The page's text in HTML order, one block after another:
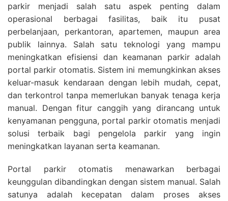
parkir menjadi salah satu aspek penting dalam
operasional berbagai fasilitas, baik itu pusat
perbelanjaan, perkantoran, apartemen, maupun area
publik lainnya. Salah satu teknologi yang mampu
meningkatkan efisiensi dan keamanan parkir adalah
portal parkir otomatis. Sistem ini memungkinkan akses
keluar-masuk kendaraan dengan lebih mudah, cepat,
dan terkontrol tanpa memerlukan banyak tenaga kerja
manual. Dengan fitur canggih yang dirancang untuk
kenyamanan pengguna, portal parkir otomatis menjadi
solusi terbaik bagi pengelola parkir yang ingin
meningkatkan layanan serta keamanan.
Portal parkir otomatis menawarkan berbagai
keunggulan dibandingkan dengan sistem manual. Salah
satunya adalah kecepatan dalam proses akses